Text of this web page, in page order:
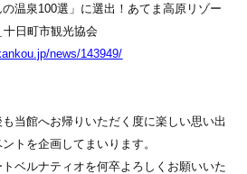
温泉100選」に選出！あてま高原リゾー
十日町市観光協会
news/143949/
当館へお帰りいただく度に楽しい思い出
トを企画してまいります。
ベルナティオを何卒よろしくお願いいた